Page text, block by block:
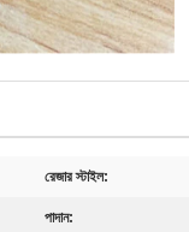
রেজার স্টাইল:
পাদান: